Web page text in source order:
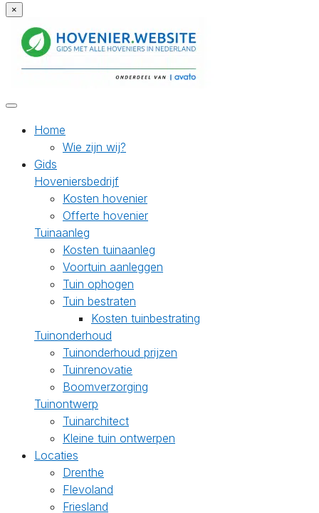
×
Home
Wie zijn wij?
Gids
Hoveniersbedrijf
Kosten hovenier
Offerte hovenier
Tuinaanleg
Kosten tuinaanleg
Voortuin aanleggen
Tuin ophogen
Tuin bestraten
Kosten tuinbestrating
Tuinonderhoud
Tuinonderhoud prijzen
Tuinrenovatie
Boomverzorging
Tuinontwerp
Tuinarchitect
Kleine tuin ontwerpen
Locaties
Drenthe
Flevoland
Friesland